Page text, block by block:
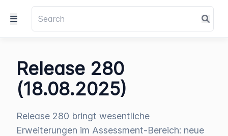
Release 280
(18.08.2025)
Release 280 bringt wesentliche
Erweiterungen im Assessment-Bereich: neue